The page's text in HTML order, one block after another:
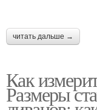
читать дальше →
Как
Размеры